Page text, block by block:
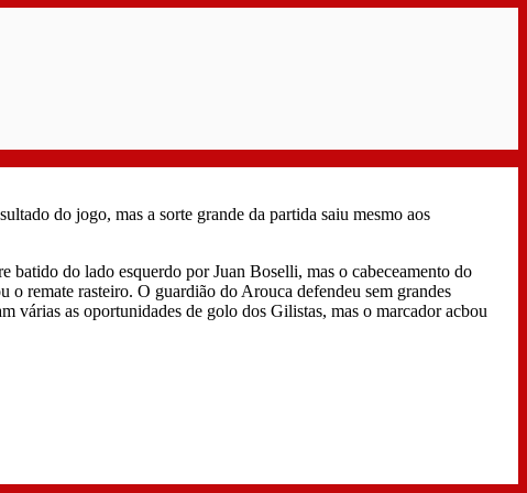
do jogo, mas a sorte grande da partida saiu mesmo aos
do lado esquerdo por Juan Boselli, mas o cabeceamento do
o remate rasteiro. O guardião do Arouca defendeu sem grandes
várias as oportunidades de golo dos Gilistas, mas o marcador acbou